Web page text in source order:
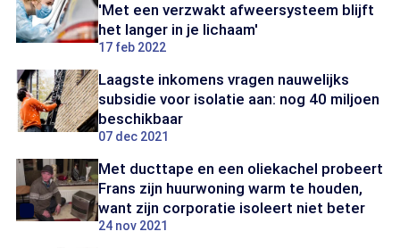
'Met een verzwakt afweersysteem blijft
het langer in je lichaam'
17 feb 2022
Laagste inkomens vragen nauwelijks
subsidie voor isolatie aan: nog 40 miljoen
beschikbaar
07 dec 2021
Met ducttape en een oliekachel probeert
Frans zijn huurwoning warm te houden,
want zijn corporatie isoleert niet beter
24 nov 2021